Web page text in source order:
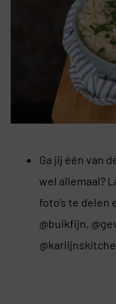
Ga jij één van
wel allemaal?
foto’s te delen
@buikfijn,